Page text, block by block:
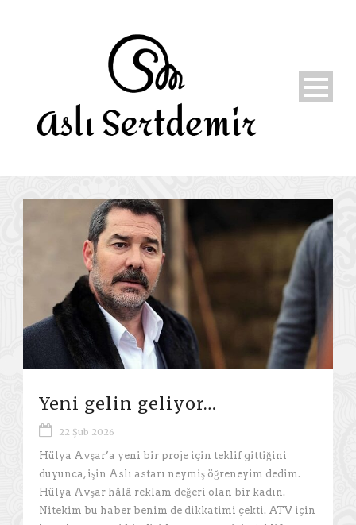
Yeni gelin geliyor…
22 Şub 2026
Hülya Avşar’a yeni bir proje için teklif gittiğini
duyunca, işin Aslı astarı neymiş öğreneyim dedim.
Hülya Avşar hâlâ reklam değeri olan bir kadın.
Nitekim bu haber benim de dikkatimi çekti. ATV için